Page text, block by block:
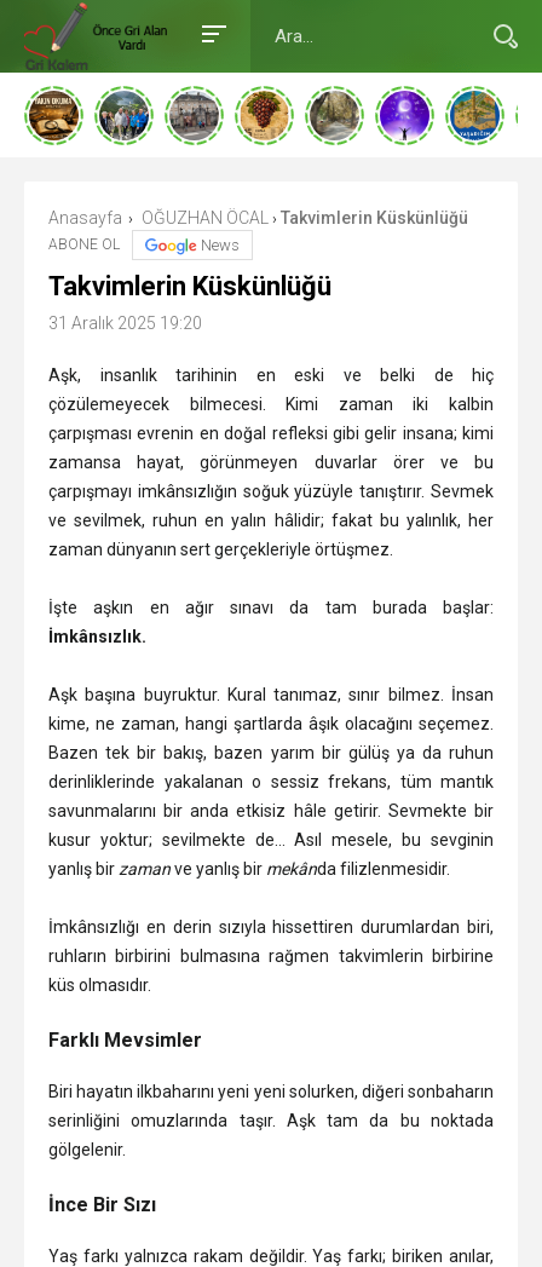
Anasayfa › OĞUZHAN ÖCAL › Takvimlerin Küskünlüğü
ABONE OL News
Takvimlerin Küskünlüğü
31 Aralık 2025 19:20
Aşk, insanlık tarihinin en eski ve belki de hiç
çözülemeyecek bilmecesi. Kimi zaman iki kalbin
çarpışması evrenin en doğal refleksi gibi gelir insana; kimi
zamansa hayat, görünmeyen duvarlar örer ve bu
çarpışmayı imkânsızlığın soğuk yüzüyle tanıştırır. Sevmek
ve sevilmek, ruhun en yalın hâlidir; fakat bu yalınlık, her
zaman dünyanın sert gerçekleriyle örtüşmez.
İşte aşkın en ağır sınavı da tam burada başlar:
İmkânsızlık.
Aşk başına buyruktur. Kural tanımaz, sınır bilmez. İnsan
kime, ne zaman, hangi şartlarda âşık olacağını seçemez.
Bazen tek bir bakış, bazen yarım bir gülüş ya da ruhun
derinliklerinde yakalanan o sessiz frekans, tüm mantık
savunmalarını bir anda etkisiz hâle getirir. Sevmekte bir
kusur yoktur; sevilmekte de… Asıl mesele, bu sevginin
yanlış bir zamanve yanlış bir mekânda filizlenmesidir.
İmkânsızlığı en derin sızıyla hissettiren durumlardan biri,
ruhların birbirini bulmasına rağmen takvimlerin birbirine
küs olmasıdır.
Farklı Mevsimler
Biri hayatın ilkbaharını yeni yeni solurken, diğeri sonbaharın
serinliğini omuzlarında taşır. Aşk tam da bu noktada
gölgelenir.
İnce Bir Sızı
Yaş farkı yalnızca rakam değildir. Yaş farkı; biriken anılar,